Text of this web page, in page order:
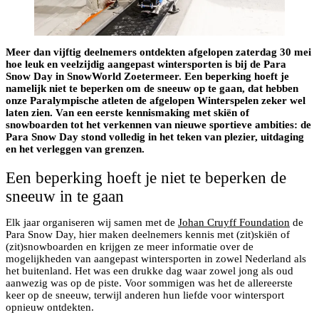
Meer dan vijftig deelnemers ontdekten afgelopen zaterdag 30 mei
hoe leuk en veelzijdig aangepast wintersporten is bij de Para
Snow Day in SnowWorld Zoetermeer. Een beperking hoeft je
namelijk niet te beperken om de sneeuw op te gaan, dat hebben
onze Paralympische atleten de afgelopen Winterspelen zeker wel
laten zien. Van een eerste kennismaking met skiën of
snowboarden tot het verkennen van nieuwe sportieve ambities: de
Para Snow Day stond volledig in het teken van plezier, uitdaging
en het verleggen van grenzen.
Een beperking hoeft je niet te beperken de
sneeuw in te gaan
Elk jaar organiseren wij samen met de Johan Cruyff Foundation de
Para Snow Day, hier maken deelnemers kennis met (zit)skiën of
(zit)snowboarden en krijgen ze meer informatie over de
mogelijkheden van aangepast wintersporten in zowel Nederland als
het buitenland. Het was een drukke dag waar zowel jong als oud
aanwezig was op de piste. Voor sommigen was het de allereerste
keer op de sneeuw, terwijl anderen hun liefde voor wintersport
opnieuw ontdekten.